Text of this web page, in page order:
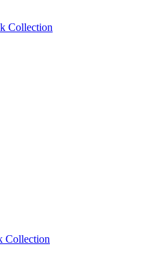
Collection
Collection